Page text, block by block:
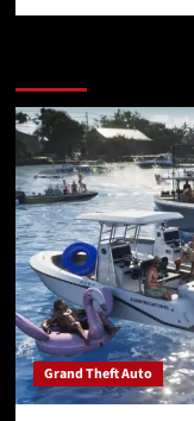
Grand Theft Auto